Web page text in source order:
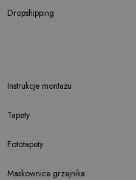
Dropshipping
Instrukcje montażu
Tapety
Fototapety
Maskownice grzejnika